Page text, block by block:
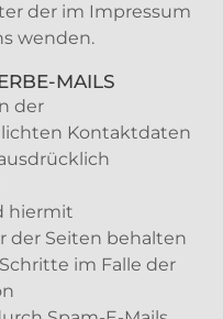
der im Impressum
wenden.
MAILS
der
Kontaktdaten
hiermit
der Seiten behalten
im Falle der